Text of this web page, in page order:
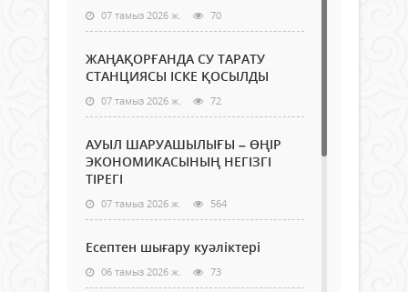
07 тамыз 2026 ж. 70
ЖАҢАҚОРҒАНДА СУ ТАРАТУ
СТАНЦИЯСЫ ІСКЕ ҚОСЫЛДЫ
07 тамыз 2026 ж. 72
АУЫЛ ШАРУАШЫЛЫҒЫ – ӨҢІР
ЭКОНОМИКАСЫНЫҢ НЕГІЗГІ
ТІРЕГІ
07 тамыз 2026 ж. 564
Есептен шығару куәліктері
06 тамыз 2026 ж. 73